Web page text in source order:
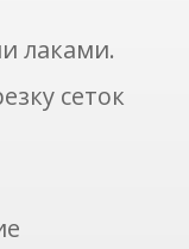
лаками.
сеток